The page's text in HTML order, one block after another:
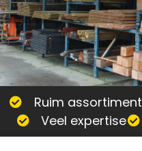
Ruim assortiment
Veel expertise